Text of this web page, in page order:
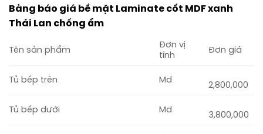
Bảng báo giá bề mặt Laminate cốt MDF xanh
Thái Lan chống ẩm
Tên sản phẩm
Đơn vị
tính
Đơn giá
Tủ bếp trên Md
2,800,000
Tủ bếp dưới Md
3,800,000